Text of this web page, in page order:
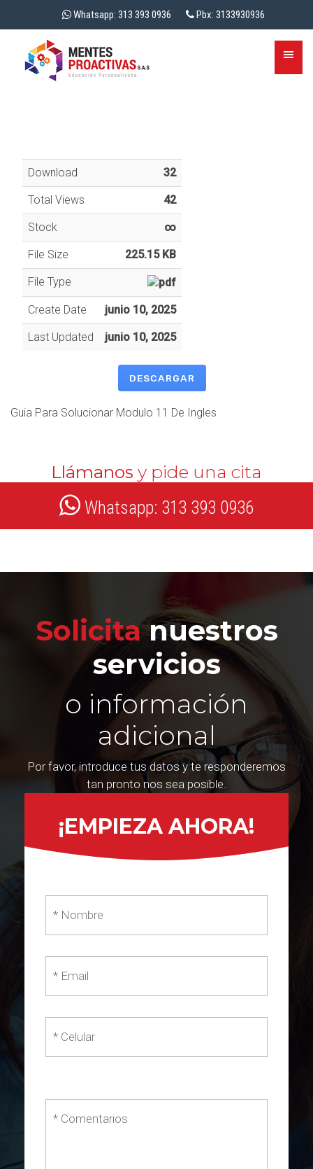
Whatsapp: 313 393 0936 Pbx: 3133930936
Download 32
Total Views 42
Stock ∞
File Size 225.15 KB
File Type
Create Date junio 10, 2025
Last Updated junio 10, 2025
DESCARGAR
Guia Para Solucionar Modulo 11 De Ingles
Llámanos y pide una cita
Whatsapp: 313 393 0936
Solicitanuestros
servicios
o información
adicional
Por favor, introduce tus datos y te responderemos
tan pronto nos sea posible.
¡EMPIEZA AHORA!